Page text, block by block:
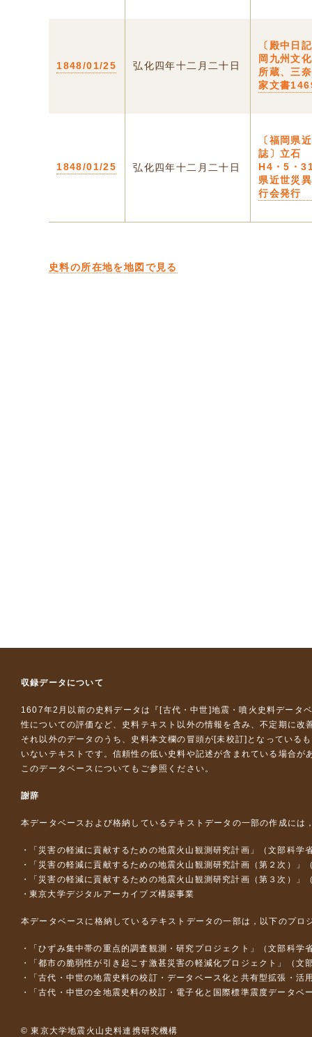
1848/01/25 弘化四年十二月二十日
〔殿中日
岡九州文
所蔵、三
家文書
1848/01/25 弘化四年十二月二十日
〔福岡県
誌〕立石
H4・5・
県近世災
行会発行
史料の所在地を地図で見る
収録データについて
1607年2月以前の史料データは『 [古代・中世]地震・噴火史料データ
性についての評価など、史料テキスト以外の情報を含み、不定期に改
それ以外のデータのうち、史料本文欄の冒頭が[未校訂]となっている
いないテキストです。信頼性の低い史料や記述が含まれている場合が
このデータベースについて もご参照ください。
謝辞
本データベースおよび格納しているテキストデータの一部の作成には
「災害の軽減に貢献するための地震火山観測研究計画」（文部科学
「災害の軽減に貢献するための地震火山観測研究計画（第２次）」
「災害の軽減に貢献するための地震火山観測研究計画（第３次）」
東京大学デジタルアーカイブズ構築事業
本データベースに格納しているテキストデータの一部は，以下のプロ
「ひずみ集中帯の重点的調査観測・研究プロジェクト」（文部科
「都市の脆弱性が引き起こす激甚災害の軽減化プロジェクト」（
「古代・中世の地震史料の校訂・データベース化と共有型拡張・
「古代・中世の全地震史料の校訂・電子化と国際標準震度データ
© 東京大学地震火山史料連携研究機構